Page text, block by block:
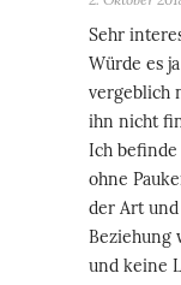
Sehr
Würde es
vergeblich
ihn nicht
Ich
ohne
der Art
Beziehung
und keine